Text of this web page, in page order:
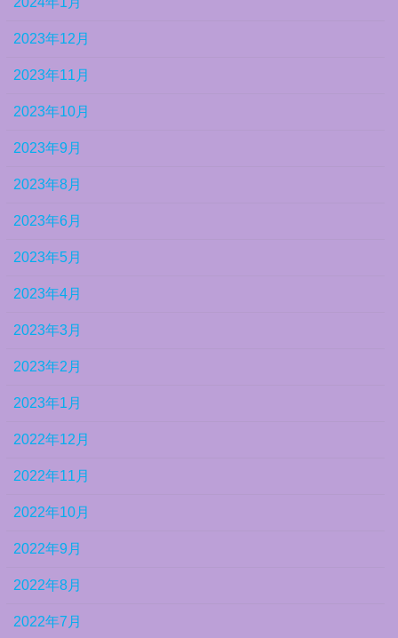
2023年12月
2023年11月
2023年10月
2023年9月
2023年8月
2023年6月
2023年5月
2023年4月
2023年3月
2023年2月
2023年1月
2022年12月
2022年11月
2022年10月
2022年9月
2022年8月
2022年7月